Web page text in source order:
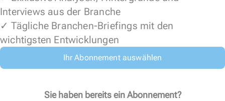
Interviews aus der Branche
✓ Tägliche Branchen-Briefings mit den
wichtigsten Entwicklungen
Ihr Abonnement auswählen
Sie haben bereits ein Abonnement?